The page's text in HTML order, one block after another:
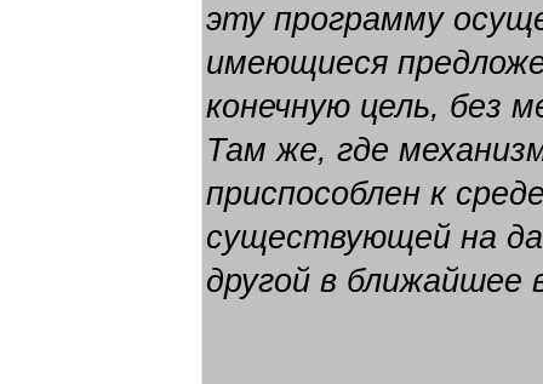
эту программу
имеющиеся
конечную цель, без
Там же, где
приспособлен к
существующей на
другой в